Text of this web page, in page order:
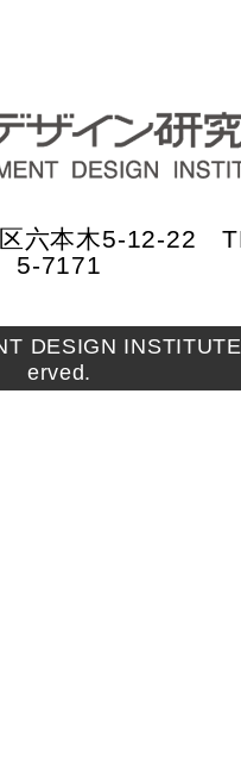
六本木5-12-22
5-7171
DESIGN
erved.